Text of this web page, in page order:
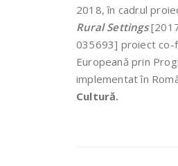
2018, în cadrul
Rural Settings
035693] proiect co-
Europeană prin
implementat în
Cultură.